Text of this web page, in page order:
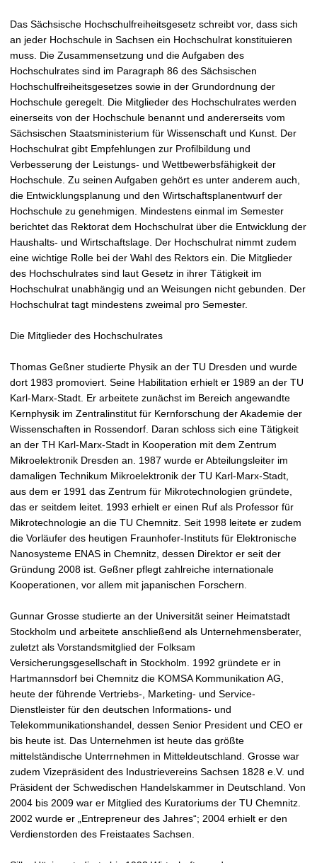
Das Sächsische Hochschulfreiheitsgesetz schreibt vor, dass sich
an jeder Hochschule in Sachsen ein Hochschulrat konstituieren
muss. Die Zusammensetzung und die Aufgaben des
Hochschulrates sind im Paragraph 86 des Sächsischen
Hochschulfreiheitsgesetzes sowie in der Grundordnung der
Hochschule geregelt. Die Mitglieder des Hochschulrates werden
einerseits von der Hochschule benannt und andererseits vom
Sächsischen Staatsministerium für Wissenschaft und Kunst. Der
Hochschulrat gibt Empfehlungen zur Profilbildung und
Verbesserung der Leistungs- und Wettbewerbsfähigkeit der
Hochschule. Zu seinen Aufgaben gehört es unter anderem auch,
die Entwicklungsplanung und den Wirtschaftsplanentwurf der
Hochschule zu genehmigen. Mindestens einmal im Semester
berichtet das Rektorat dem Hochschulrat über die Entwicklung der
Haushalts- und Wirtschaftslage. Der Hochschulrat nimmt zudem
eine wichtige Rolle bei der Wahl des Rektors ein. Die Mitglieder
des Hochschulrates sind laut Gesetz in ihrer Tätigkeit im
Hochschulrat unabhängig und an Weisungen nicht gebunden. Der
Hochschulrat tagt mindestens zweimal pro Semester.
Die Mitglieder des Hochschulrates
Thomas Geßner studierte Physik an der TU Dresden und wurde
dort 1983 promoviert. Seine Habilitation erhielt er 1989 an der TU
Karl-Marx-Stadt. Er arbeitete zunächst im Bereich angewandte
Kernphysik im Zentralinstitut für Kernforschung der Akademie der
Wissenschaften in Rossendorf. Daran schloss sich eine Tätigkeit
an der TH Karl-Marx-Stadt in Kooperation mit dem Zentrum
Mikroelektronik Dresden an. 1987 wurde er Abteilungsleiter im
damaligen Technikum Mikroelektronik der TU Karl-Marx-Stadt,
aus dem er 1991 das Zentrum für Mikrotechnologien gründete,
das er seitdem leitet. 1993 erhielt er einen Ruf als Professor für
Mikrotechnologie an die TU Chemnitz. Seit 1998 leitete er zudem
die Vorläufer des heutigen Fraunhofer-Instituts für Elektronische
Nanosysteme ENAS in Chemnitz, dessen Direktor er seit der
Gründung 2008 ist. Geßner pflegt zahlreiche internationale
Kooperationen, vor allem mit japanischen Forschern.
Gunnar Grosse studierte an der Universität seiner Heimatstadt
Stockholm und arbeitete anschließend als Unternehmensberater,
zuletzt als Vorstandsmitglied der Folksam
Versicherungsgesellschaft in Stockholm. 1992 gründete er in
Hartmannsdorf bei Chemnitz die KOMSA Kommunikation AG,
heute der führende Vertriebs-, Marketing- und Service-
Dienstleister für den deutschen Informations- und
Telekommunikationshandel, dessen Senior President und CEO er
bis heute ist. Das Unternehmen ist heute das größte
mittelständische Unterrnehmen in Mitteldeutschland. Grosse war
zudem Vizepräsident des Industrievereins Sachsen 1828 e.V. und
Präsident der Schwedischen Handelskammer in Deutschland. Von
2004 bis 2009 war er Mitglied des Kuratoriums der TU Chemnitz.
2002 wurde er „Entrepreneur des Jahres“; 2004 erhielt er den
Verdienstorden des Freistaates Sachsen.